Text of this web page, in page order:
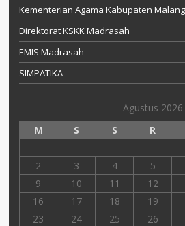
Kementerian Agama Kabupaten Malang
Direktorat KSKK Madrasah
EMIS Madrasah
SIMPATIKA
Agustus 2026
M
S S R
2
3 4 5
9
10 11 12
16
17 18 19
23
24 25 26